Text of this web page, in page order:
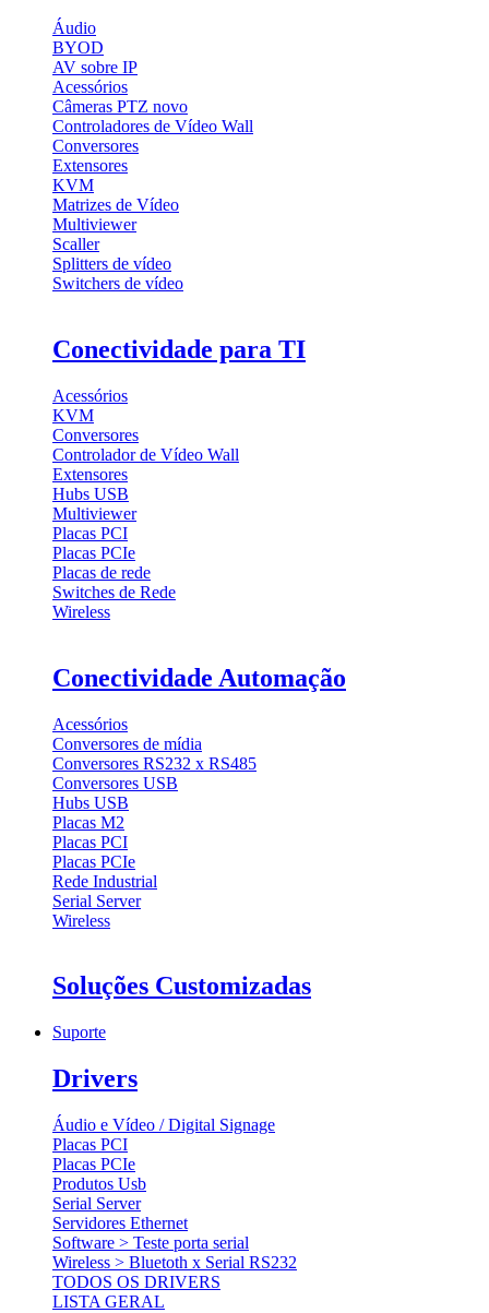
Áudio
BYOD
AV sobre IP
Acessórios
Câmeras PTZ novo
Controladores de Vídeo Wall
Conversores
Extensores
KVM
Matrizes de Vídeo
Multiviewer
Scaller
Splitters de vídeo
Switchers de vídeo
Conectividade para TI
Acessórios
KVM
Conversores
Controlador de Vídeo Wall
Extensores
Hubs USB
Multiviewer
Placas PCI
Placas PCIe
Placas de rede
Switches de Rede
Wireless
Conectividade Automação
Acessórios
Conversores de mídia
Conversores RS232 x RS485
Conversores USB
Hubs USB
Placas M2
Placas PCI
Placas PCIe
Rede Industrial
Serial Server
Wireless
Soluções Customizadas
Suporte
Drivers
Áudio e Vídeo / Digital Signage
Placas PCI
Placas PCIe
Produtos Usb
Serial Server
Servidores Ethernet
Software > Teste porta serial
Wireless > Bluetoth x Serial RS232
TODOS OS DRIVERS
LISTA GERAL